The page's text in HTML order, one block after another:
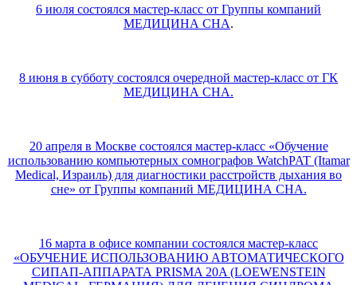
6 июля состоялся мастер-класс от Группы компаний
МЕДИЦИНА СНА.
8 июня в субботу состоялся очередной мастер-класс от ГК
МЕДИЦИНА СНА.
20 апреля в Москве состоялся мастер-класс «Обучение
использованию компьютерных сомнографов WatchPAT (Itamar
Medical, Израиль) для диагностики расстройств дыхания во
сне» от Группы компаний МЕДИЦИНА СНА.
16 марта в офисе компании состоялся мастер-класс
«ОБУЧЕНИЕ ИСПОЛЬЗОВАНИЮ АВТОМАТИЧЕСКОГО
СИПАП-АППАРАТА PRISMA 20A (LOEWENSTEIN